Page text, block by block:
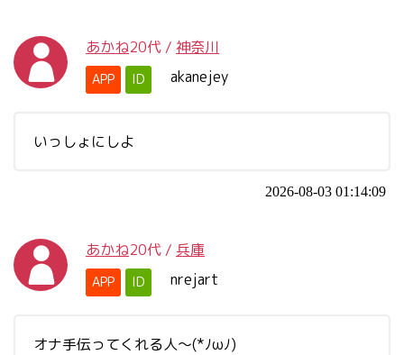
あかね20代 / 神奈川
APP ID akanejey
いっしょにしよ
2026-08-03 01:14:09
あかね20代 / 兵庫
APP ID nrejart
オナ手伝ってくれる人～(*ﾉωﾉ)